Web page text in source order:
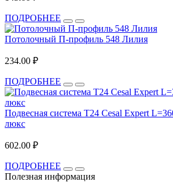
ПОДРОБНЕЕ
Потолочный П-профиль 548 Лилия
234.00 ₽
ПОДРОБНЕЕ
Подвесная система T24 Cesal Expert
люкс
602.00 ₽
ПОДРОБНЕЕ
Полезная информация